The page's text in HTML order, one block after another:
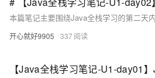
开心就好9905 337
【Java全栈学习笔记-U1-day01